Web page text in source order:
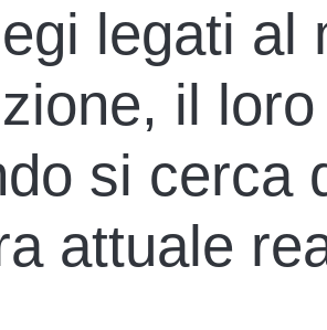
legati al
il
si cerca
attuale